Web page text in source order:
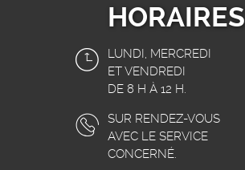
HORAIRES
LUNDI, MERCREDI
ET VENDREDI
DE 8 H À 12 H.
SUR RENDEZ-VOUS
AVEC LE SERVICE
CONCERNÉ.